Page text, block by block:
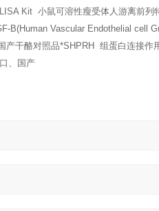
Kit 小鼠可溶性瘦受体人游离前列
B(Human Vascular Endothelial cell
产干酪对照品*SHPRH 组蛋白连接作
、国产